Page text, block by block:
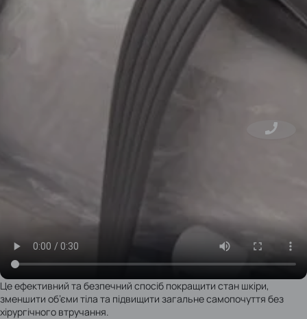
Це ефективний та безпечний спосіб покращити стан шкіри,
зменшити об’єми тіла та підвищити загальне самопочуття без
хірургічного втручання.